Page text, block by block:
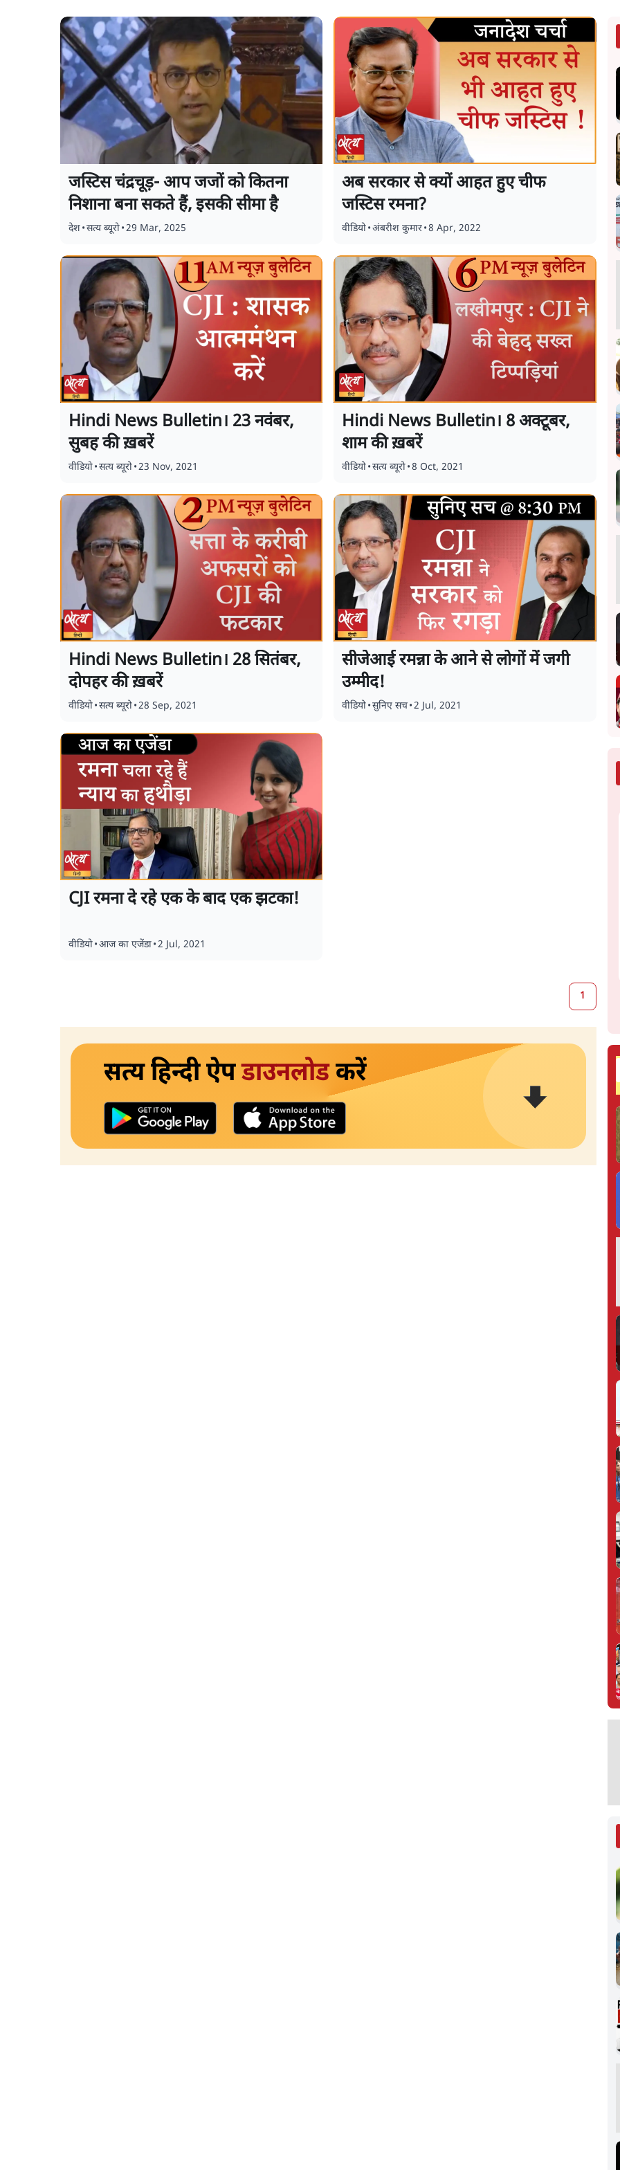
जस्टिस चंद्रचूड़- आप जजों को कितना
निशाना बना सकते हैं, इसकी सीमा है
देश•सत्य ब्यूरो•29 Mar, 2025
अब सरकार से क्यों आहत हुए चीफ
जस्टिस रमना?
वीडियो•अंबरीश कुमार•8 Apr, 2022
Hindi News Bulletin। 23 नवंबर,
सुबह की ख़बरें
वीडियो•सत्य ब्यूरो•23 Nov, 2021
Hindi News Bulletin। 8 अक्टूबर,
शाम की ख़बरें
वीडियो•सत्य ब्यूरो•8 Oct, 2021
Hindi News Bulletin। 28 सितंबर,
दोपहर की ख़बरें
वीडियो•सत्य ब्यूरो•28 Sep, 2021
सीजेआई रमन्ना के आने से लोगों में जगी
उम्मीद!
वीडियो•सुनिए सच•2 Jul, 2021
CJI रमना दे रहे एक के बाद एक झटका!
वीडियो•आज का एजेंडा•2 Jul, 2021
1
सत्य हिन्दी ऐपडाउनलोडकरें